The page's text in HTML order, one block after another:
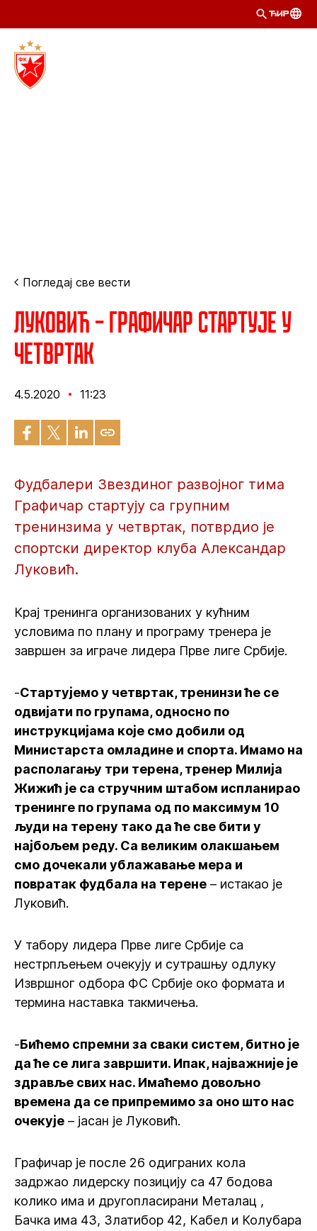
ЋИР
Погледај све вести
Луковић – Графичар стартује у
четвртак
4.5.2020 11:23
Фудбалери Звездиног развојног тима
Графичар стартују са групним
тренинзима у четвртак, потврдио је
спортски директор клуба Александар
Луковић.
Крај тренинга организованих у кућним
условима по плану и програму тренера је
завршен за играче лидера Прве лиге Србије.
-Стартујемо у четвртак, тренинзи ће се
одвијати по групама, односно по
инструкцијама које смо добили од
Министарста омладине и спорта. Имамо на
располагању три терена, тренер Милија
Жижић је са стручним штабом испланирао
тренинге по групама од по максимум 10
људи на терену тако да ће све бити у
најбољем реду. Са великим олакшањем
смо дочекали ублажавање мера и
повратак фудбала на терене – истакао је
Луковић.
У табору лидера Прве лиге Србије са
нестрпљењем очекују и сутрашњу одлуку
Извршног одбора ФС Србије око формата и
термина наставка такмичења.
-Бићемо спремни за сваки систем, битно је
да ће се лига завршити. Ипак, најважније је
здравље свих нас. Имаћемо довољно
времена да се припремимо за оно што нас
очекује – јасан је Луковић.
Графичар је после 26 одиграних кола
задржао лидерску позицију са 47 бодова
колико има и другопласирани Металац ,
Бачка има 43, Златибор 42, Кабел и Колубара